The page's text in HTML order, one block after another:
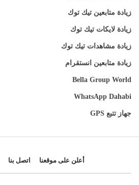
زيادة متابعين تيك توك
زيادة لايكات تيك توك
زيادة مشاهدات تيك توك
زيادة متابعين انستقرام
Bella Group World
WhatsApp Dahabi
جهاز تتبع GPS
أعلن على موقعنا اتصل بنا